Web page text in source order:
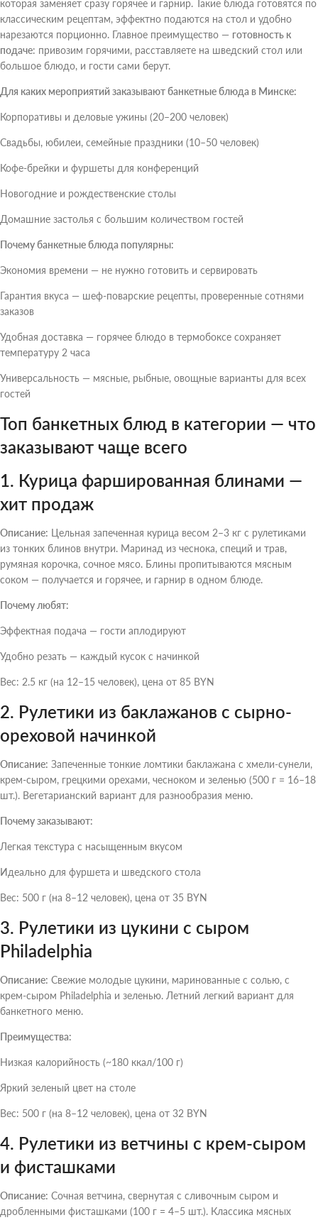
которая заменяет сразу горячее и гарнир. Такие блюда готовятся по
классическим рецептам, эффектно подаются на стол и удобно
нарезаются порционно. Главное преимущество — готовность к
подаче: привозим горячими, расставляете на шведский стол или
большое блюдо, и гости сами берут.
Для каких мероприятий заказывают банкетные блюда в Минске:
Корпоративы и деловые ужины (20–200 человек)
Свадьбы, юбилеи, семейные праздники (10–50 человек)
Кофе-брейки и фуршеты для конференций
Новогодние и рождественские столы
Домашние застолья с большим количеством гостей
Почему банкетные блюда популярны:
Экономия времени — не нужно готовить и сервировать
Гарантия вкуса — шеф-поварские рецепты, проверенные сотнями
заказов
Удобная доставка — горячее блюдо в термобоксе сохраняет
температуру 2 часа
Универсальность — мясные, рыбные, овощные варианты для всех
гостей
Топ банкетных блюд в категории — что
заказывают чаще всего
1. Курица фаршированная блинами —
хит продаж
Описание: Цельная запеченная курица весом 2–3 кг с рулетиками
из тонких блинов внутри. Маринад из чеснока, специй и трав,
румяная корочка, сочное мясо. Блины пропитываются мясным
соком — получается и горячее, и гарнир в одном блюде.
Почему любят:
Эффектная подача — гости аплодируют
Удобно резать — каждый кусок с начинкой
Вес: 2.5 кг (на 12–15 человек), цена от 85 BYN
2. Рулетики из баклажанов с сырно-
ореховой начинкой
Описание: Запеченные тонкие ломтики баклажана с хмели-сунели,
крем-сыром, грецкими орехами, чесноком и зеленью (500 г = 16–18
шт.). Вегетарианский вариант для разнообразия меню.
Почему заказывают:
Легкая текстура с насыщенным вкусом
Идеально для фуршета и шведского стола
Вес: 500 г (на 8–12 человек), цена от 35 BYN
3. Рулетики из цукини с сыром
Philadelphia
Описание: Свежие молодые цукини, маринованные с солью, с
крем-сыром Philadelphia и зеленью. Летний легкий вариант для
банкетного меню.
Преимущества:
Низкая калорийность (~180 ккал/100 г)
Яркий зеленый цвет на столе
Вес: 500 г (на 8–12 человек), цена от 32 BYN
4. Рулетики из ветчины с крем-сыром
и фисташками
Описание: Сочная ветчина, свернутая с сливочным сыром и
дробленными фисташками (100 г = 4–5 шт.). Классика мясных